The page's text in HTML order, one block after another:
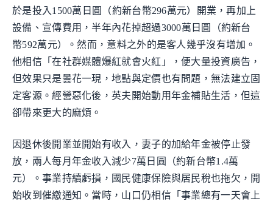
於是投入1500萬日圓（約新台幣296萬元）開業，再加上
設備、宣傳費用，半年內花掉超過3000萬日圓（約新台
幣592萬元）。然而，意料之外的是客人幾乎沒有增加。
他相信「在社群媒體爆紅就會火紅」，便大量投資廣告，
但效果只是曇花一現，地點與定價也有問題，無法建立固
定客源。經營惡化後，英夫開始動用年金補貼生活，但這
卻帶來更大的麻煩。
因退休後開業並開始有收入，妻子的加給年金被停止發
放，兩人每月年金收入減少7萬日圓（約新台幣1.4萬
元）。事業持續虧損，國民健康保險與居民稅也拖欠，開
始收到催繳通知。當時，山口仍相信「事業總有一天會上